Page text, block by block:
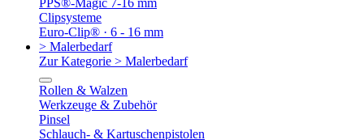
Clipsysteme
Euro-Clip® · 6 - 16 mm
> Malerbedarf
Zur Kategorie > Malerbedarf
Rollen & Walzen
Werkzeuge & Zubehör
Pinsel
Schlauch- & Kartuschenpistolen